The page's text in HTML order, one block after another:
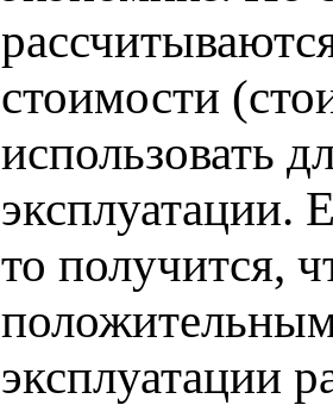
стоимости
использовать
эксплуатации.
то получится,
эксплуатации